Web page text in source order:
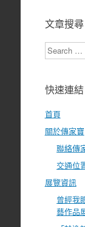
文章搜尋
Search
快速連結
首頁
關於傳家寶
聯絡傳
交通位
展覽資訊
曾經我
藝作品